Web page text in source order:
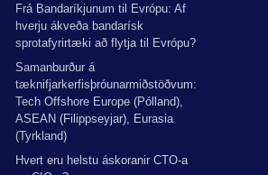
Frá Bandaríkjunum til Evrópu: Af
hverju ákveða bandarísk
sprotafyrirtæki að flytja til Evrópu?
Samanburður á
tæknifjarkerfisþróunarmiðstöðvum:
Tech Offshore Europe (Pólland),
ASEAN (Filippseyjar), Eurasia
(Tyrkland)
Hvert eru helstu áskoranir CTO-a